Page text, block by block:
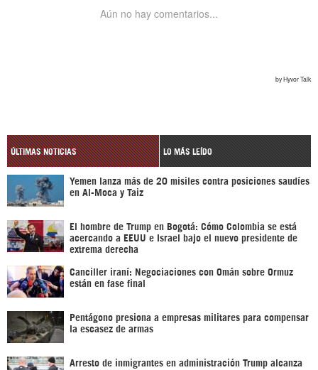
ÚLTIMAS NOTICIAS LO MÁS LEÍDO
Yemen lanza más de 20 misiles contra posiciones saudíes
en Al-Moca y Taiz
El hombre de Trump en Bogotá: Cómo Colombia se está
acercando a EEUU e Israel bajo el nuevo presidente de
extrema derecha
Canciller iraní: Negociaciones con Omán sobre Ormuz
están en fase final
Pentágono presiona a empresas militares para compensar
la escasez de armas
Arresto de inmigrantes en administración Trump alcanza